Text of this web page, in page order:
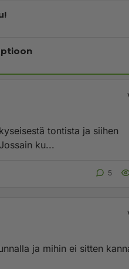
tontista ja siihen
rakennetaan kaavan mukaisesti rivitalo. Jossain ku...
5
ja mihin ei sitten